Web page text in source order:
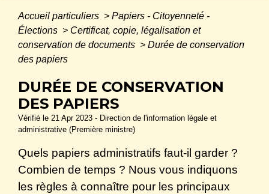
Accueil particuliers > Papiers - Citoyenneté -
Élections > Certificat, copie, légalisation et
conservation de documents > Durée de conservation
des papiers
DURÉE DE CONSERVATION
DES PAPIERS
Vérifié le 21 Apr 2023 - Direction de l'information légale et
administrative (Première ministre)
Quels papiers administratifs faut-il garder ?
Combien de temps ? Nous vous indiquons
les règles à connaître pour les principaux